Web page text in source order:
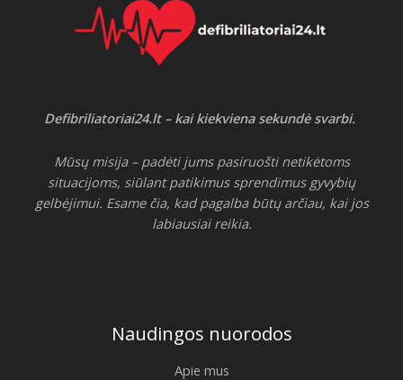
Defibriliatoriai24.lt – kai kiekviena sekundė svarbi.
Mūsų misija – padėti jums pasiruošti netikėtoms
situacijoms, siūlant patikimus sprendimus gyvybių
gelbėjimui. Esame čia, kad pagalba būtų arčiau, kai jos
labiausiai reikia.
Naudingos nuorodos
Apie mus